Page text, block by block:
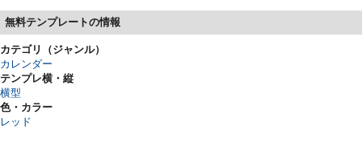
無料テンプレートの情報
カテゴリ（ジャンル）
カレンダー
テンプレ横・縦
横型
色・カラー
レッド